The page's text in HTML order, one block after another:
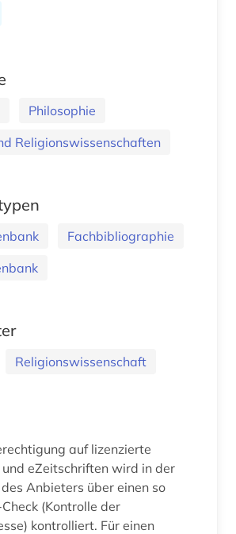
Philosophie
Religionswissenschaften
Fachbibliographie
Religionswissenschaft
auf lizenzierte
eZeitschriften wird in der
Anbieters über einen so
(Kontrolle der
kontrolliert. Für einen